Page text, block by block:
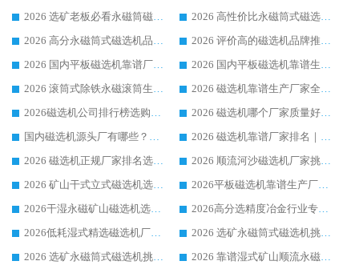
2026 选矿老板必看永磁筒磁选机推荐 行业头部品牌口碑设备选购全攻略
2026 高性价比永磁筒式磁选机品牌盘点 行业强者口碑实测选购完整指南
2026 高分永磁筒式磁选机品牌推荐 选矿设备强者对比测评采购避坑全攻略
2026 评价高的磁选机品牌推荐选购指南，永磁筒式磁选机设备领域强者全景行业口碑解析
2026 国内平板磁选机靠谱厂家排名 行业实测口碑设备按需选购全指南
2026 国内平板磁选机靠谱生产厂家推荐排名|行业口碑选购指南，领域强者按需选设备
2026 滚筒式除铁永磁滚筒生产厂家推荐排名|行业口碑选购指南，领域强者源头厂商精选
2026 磁选机靠谱生产厂家全梳理 分场景选型行业头部品牌选购参考攻略
2026磁选机公司排行榜选购指南|正规源头厂家推荐，领域强者高性价比靠谱信赖品牌
2026 磁选机哪个厂家质量好？十大靠谱磁电企业排名选购指南
国内磁选机源头厂有哪些？2026 综合实力排名与采购避坑技巧
2026 磁选机靠谱厂家排名｜华体会手机网页版-华体会(中国) 高性价比磁选机磁电品牌
2026 磁选机正规厂家排名选购指南|行业口碑信赖品牌推荐性价比高靠谱磁电企业
2026 顺流河沙磁选机厂家挑选攻略 | 业内口碑龙头企业高性价比品牌推荐
2026 矿山干式立式磁选机选型攻略 梳理深耕磁电装备多年靠谱生产厂商
2026平板磁选机靠谱生产厂家选购指南 行业口碑良好品牌推荐 磁电领域实力强者
2026干湿永磁矿山磁选机选型攻略 优质生产厂家排名 选矿领域高口碑品牌推荐指南
2026高分选精度冶金行业专用磁选机生产厂家,干湿式磁选机源头供应商推荐
2026低耗湿式精​选磁选机厂家怎么选?湿式精选磁选机供应商，行业认可度较高生产厂家华体会手机网页版-华体会(中国) 全面解析
2026 选矿永磁筒式磁选机挑选指南 华体会手机网页版-华体会(中国) 推荐品牌行业口碑佳实力突出
2026 选矿永磁筒式磁选机挑选干货：华体会手机网页版-华体会(中国) 源头厂，绿色高效实力出众
2026 靠谱湿式矿山顺流永磁筒式磁选机选购，国内专业生产厂家华体会手机网页版-华体会(中国) 综合实力出众